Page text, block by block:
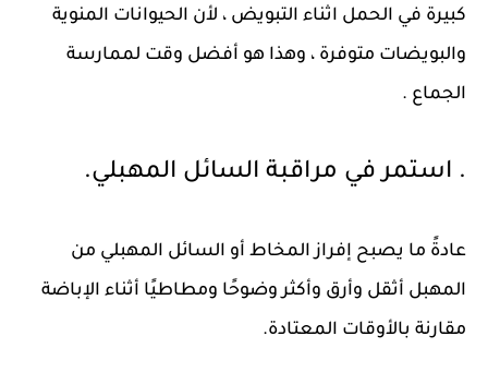
كبيرة في الحمل اثناء التبويض ، لأن الحيوانات المنوية
والبويضات متوفرة ، وهذا هو أفضل وقت لممارسة
الجماع .
. استمر في مراقبة السائل المهبلي.
عادةً ما يصبح إفراز المخاط أو السائل المهبلي من
المهبل أثقل وأرق وأكثر وضوحًا ومطاطيًا أثناء الإباضة
مقارنة بالأوقات المعتادة.